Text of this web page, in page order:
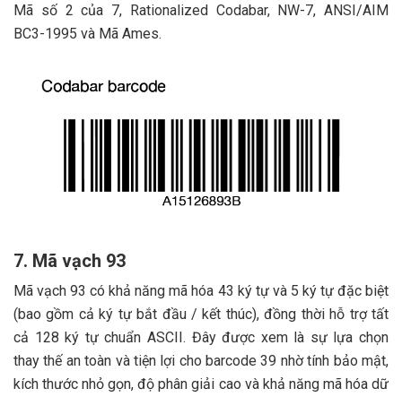
Mã số 2 của 7, Rationalized Codabar, NW-7, ANSI/AIM
BC3-1995 và Mã Ames.
7. Mã vạch 93
Mã vạch 93 có khả năng mã hóa 43 ký tự và 5 ký tự đặc biệt
(bao gồm cả ký tự bắt đầu / kết thúc), đồng thời hỗ trợ tất
cả 128 ký tự chuẩn ASCII. Đây được xem là sự lựa chọn
thay thế an toàn và tiện lợi cho barcode 39 nhờ tính bảo mật,
kích thước nhỏ gọn, độ phân giải cao và khả năng mã hóa dữ